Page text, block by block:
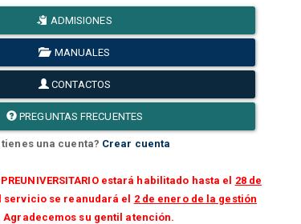
ADMISIONES
MANUALES
CONTACTOS
PREGUNTAS FRECUENTES
tienes una cuenta? Crear cuenta
estará habilitado hasta el 28 de
servicio se reanudará el 2 de enero de la gestión
Agradecemos su gentil atención.